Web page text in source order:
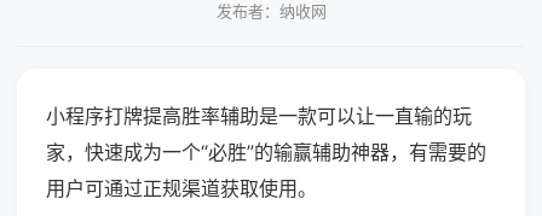
发布者：纳收网
小程序打牌提高胜率辅助是一款可以让一直输的玩
家，快速成为一个“必胜”的输赢辅助神器，有需要的
用户可通过正规渠道获取使用。